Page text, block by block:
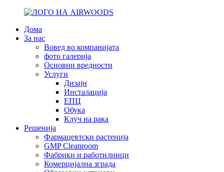
Дома
За нас
Вовед во компанијата
фото галерија
Основни вредности
Услуги
Дизајн
Инсталација
ЕПЦ
Обука
Клуч на рака
Решенија
Фармацевтски растенија
GMP Cleanroom
Фабрики и работилници
Комерцијална зграда